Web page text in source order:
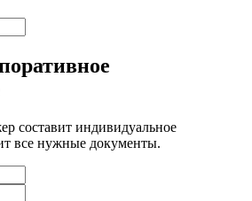
составит индивидуальное
все нужные документы.